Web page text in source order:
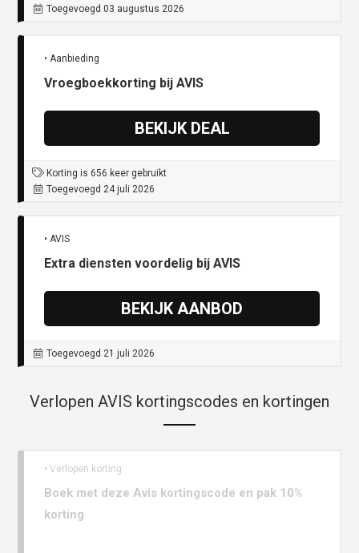
Toegevoegd 03 augustus 2026
• Aanbieding
Vroegboekkorting bij AVIS
BEKIJK DEAL
Korting is 656 keer gebruikt
Toegevoegd 24 juli 2026
• AVIS
Extra diensten voordelig bij AVIS
BEKIJK AANBOD
Toegevoegd 21 juli 2026
Verlopen AVIS kortingscodes en kortingen
• Verlopen korting
Boek met deze Avis kortingscode en pak 10%
korting